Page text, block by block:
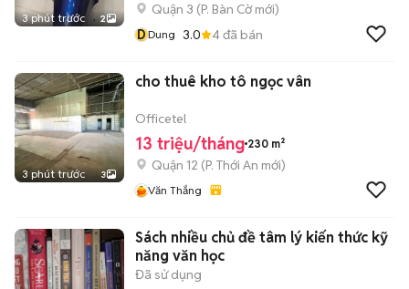
3 phút trước 2
Quận 3 (P. Bàn Cờmới)
DDung 3.0 4đã bán
3 phút trước 3
cho thuê kho tô ngọc vân
Officetel
13 triệu/tháng 230 m²
Quận 12 (P. Thới An mới)
Văn Thắng
Sách nhiều chủ đề tâm lý kiến thức kỹ
năng văn học
Đã sử dụng